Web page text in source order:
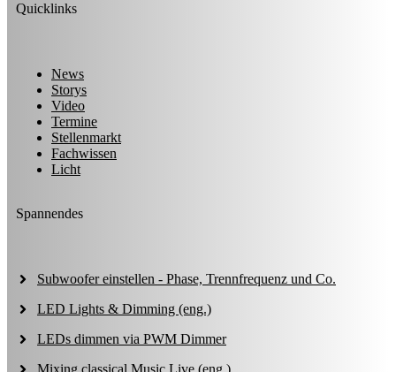
Quicklinks
News
Storys
Video
Termine
Stellenmarkt
Fachwissen
Licht
Spannendes
Subwoofer einstellen - Phase, Trennfrequenz und Co.
LED Lights & Dimming (eng.)
LEDs dimmen via PWM Dimmer